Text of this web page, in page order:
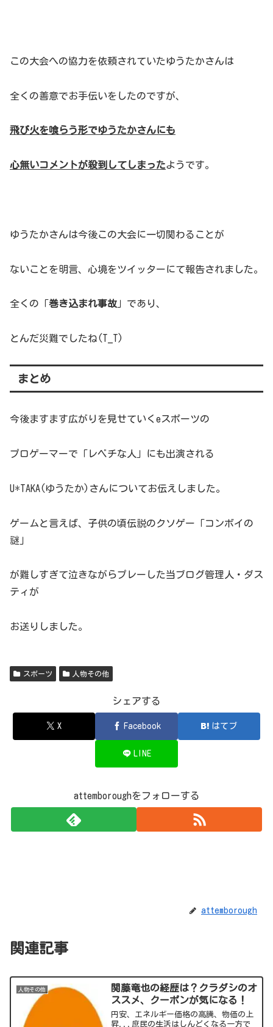
この大会への協力を依頼されていたゆうたかさんは
全くの善意でお手伝いをしたのですが、
飛び火を喰らう形でゆうたかさんにも
心無いコメントが殺到してしまったようです。
ゆうたかさんは今後この大会に一切関わることが
ないことを明言、心境をツイッターにて報告されました。
全くの「巻き込まれ事故 」であり、
とんだ災難でしたね(T_T)
まとめ
今後ますます広がりを見せていくeスポーツの
プロゲーマーで「レベチな人」にも出演される
U*TAKA(ゆうたか)さんについてお伝えしました。
ゲームと言えば、子供の頃伝説のクソゲー「コンボイの
謎」
が難しすぎて泣きながらプレーした当ブログ管理人・ダス
ティが
お送りしました。
スポーツ 人物その他
シェアする
X Facebook はてブ
LINE
attemboroughをフォローする
attemborough
関連記事
人物その他
関藤竜也の経歴は？クラダシのオ
ススメ、クーポンが気になる！
円安、エネルギー価格の高騰、物価の上
昇...庶民の生活はしんどくなる一方で